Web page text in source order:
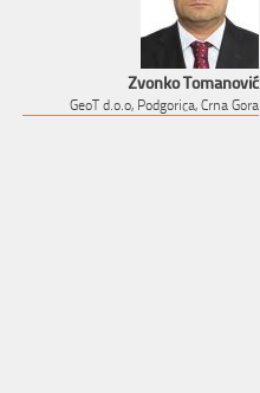
Zvonko Tomanović
GeoT d.o.o, Podgorica, Crna Gora